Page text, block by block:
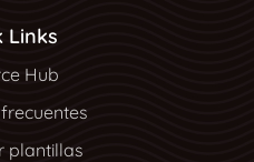
Links
Hub
Hub
plantillas